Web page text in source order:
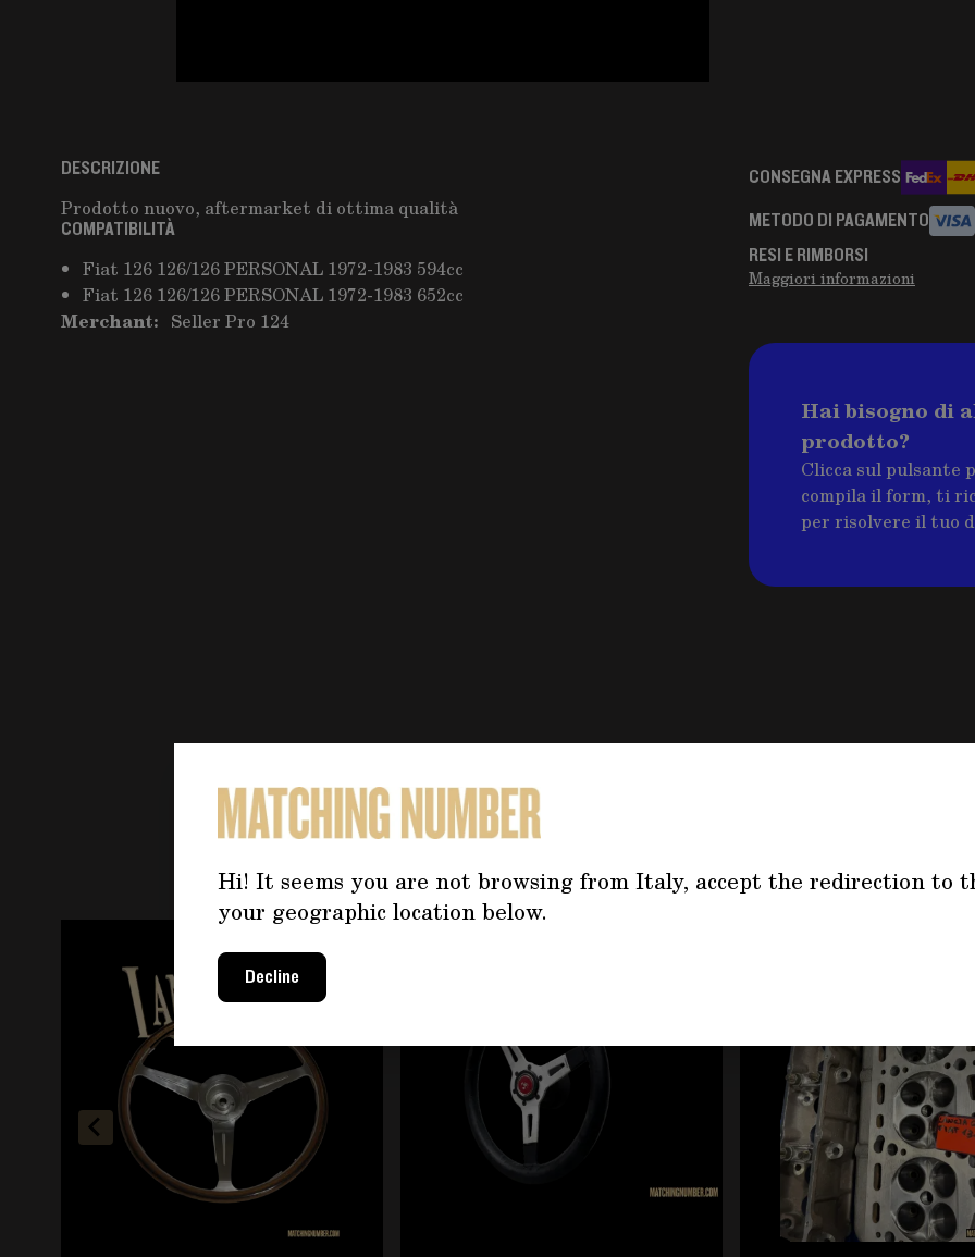
Hi! It seems you are not browsing from Italy, accept the redirection to
your geographic location below.
Decline
DESCRIZIONE
Prodotto nuovo, aftermarket di ottima qualità
COMPATIBILITÀ
Fiat 126 126/126 PERSONAL 1972-1983 594cc
Fiat 126 126/126 PERSONAL 1972-1983 652cc
Merchant: Seller Pro 124
CONSEGNA EXPRESS
METODO DI PAGAMENTO
RESI E RIMBORSI
Maggiori informazioni
Hai bisogno di
prodotto?
Clicca sul pulsante
compila il form, ti
per risolvere il tuo
POTREBBE INTERESSARTI
È possibile navigare tra gli elementi del carosello utilizzando il tasto tabulazione. È possibile saltare il
Premere per saltare il carosello